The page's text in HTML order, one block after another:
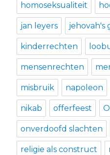
homoseksualiteit
jan leyers jehovah's
kinderrechten
mensenrechten
misbruik napoleon
nikab offerfeest
onverdoofd slachten
religie als construct